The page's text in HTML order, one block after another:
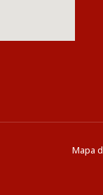
Mapa